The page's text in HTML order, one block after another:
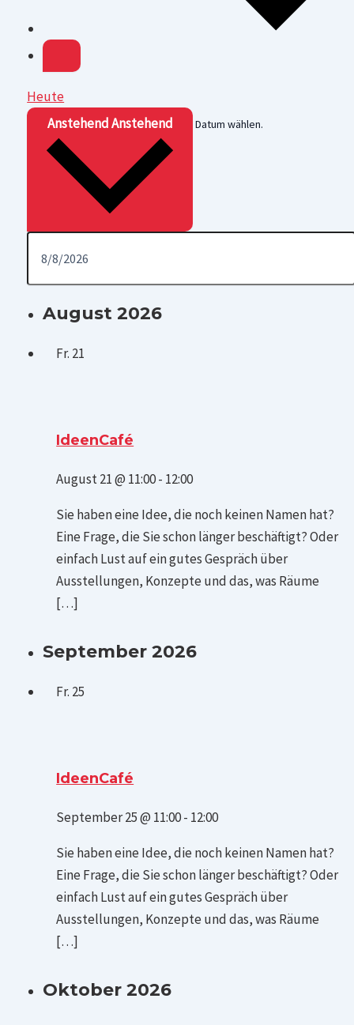
Heute
AnstehendAnstehend Datum wählen.
August 2026
Fr. 21
IdeenCafé
August 21 @ 11:00- 12:00
Sie haben eine Idee, die noch keinen Namen hat?
Eine Frage, die Sie schon länger beschäftigt? Oder
einfach Lust auf ein gutes Gespräch über
Ausstellungen, Konzepte und das, was Räume
[…]
September 2026
Fr. 25
IdeenCafé
September 25 @ 11:00- 12:00
Sie haben eine Idee, die noch keinen Namen hat?
Eine Frage, die Sie schon länger beschäftigt? Oder
einfach Lust auf ein gutes Gespräch über
Ausstellungen, Konzepte und das, was Räume
[…]
Oktober 2026